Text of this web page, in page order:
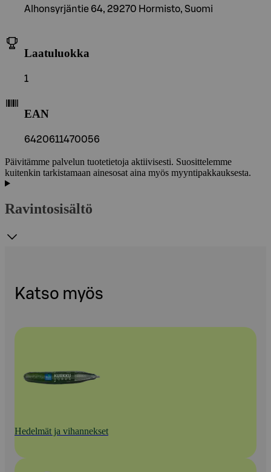
Alhonsyrjäntie 64, 29270 Hormisto, Suomi
Laatuluokka
1
EAN
6420611470056
Päivitämme palvelun tuotetietoja aktiivisesti. Suosittelemme
kuitenkin tarkistamaan ainesosat aina myös myyntipakkauksesta.
Ravintosisältö
Katso myös
Hedelmät ja vihannekset